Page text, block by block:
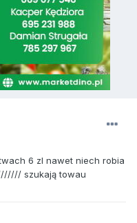
6 zl nawet niech robia
szukają towau